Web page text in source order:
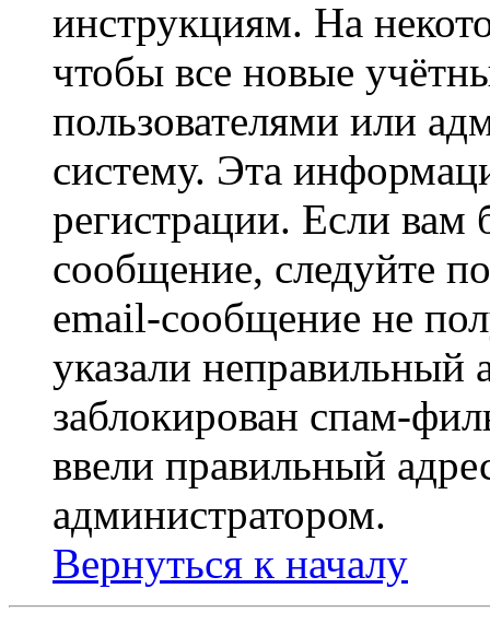
инструкциям. На
чтобы все новые
пользователями или
систему. Эта
регистрации. Если
сообщение, следуйте
email-сообщение не
указали неправильный
заблокирован спам-
ввели правильный
администратором.
Вернуться к началу